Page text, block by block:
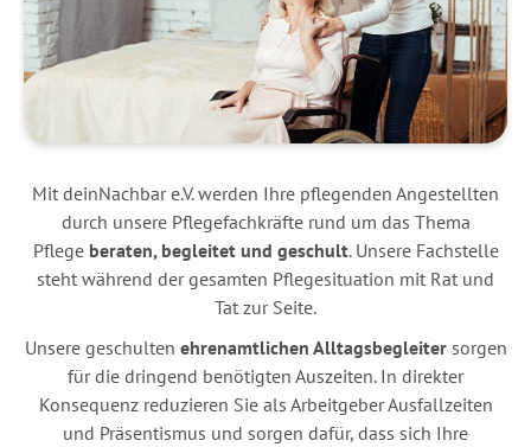
Mit deinNachbar e.V. werden Ihre pflegenden Angestellten
durch unsere Pflegefachkräfte rund um das Thema
Pflege beraten, begleitet und geschult. Unsere Fachstelle
steht während der gesamten Pflegesituation mit Rat und
Tat zur Seite.
Unsere geschulten ehrenamtlichen Alltagsbegleitersorgen
für die dringend benötigten Auszeiten. In direkter
Konsequenz reduzieren Sie als Arbeitgeber Ausfallzeiten
und Präsentismus und sorgen dafür, dass sich Ihre